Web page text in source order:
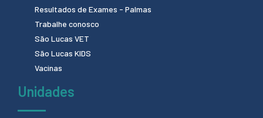
Resultados de Exames - Palmas
Trabalhe conosco
São Lucas VET
São Lucas KIDS
Vacinas
Unidades